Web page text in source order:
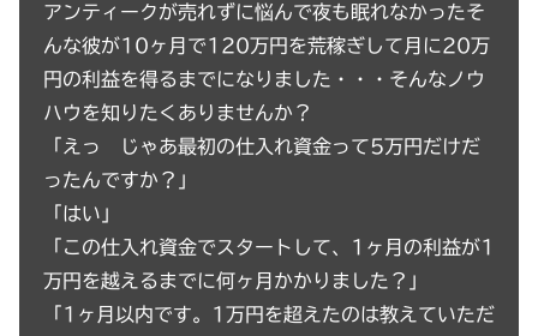
アンティークが売れずに悩んで夜も眠れなかったそ
んな彼が10ヶ月で120万円を荒稼ぎして月に20万
円の利益を得るまでになりました・・・そんなノウ
ハウを知りたくありませんか？
「えっ じゃあ最初の仕入れ資金って5万円だけだ
ったんですか？」
「はい」
「この仕入れ資金でスタートして、1ヶ月の利益が1
万円を越えるまでに何ヶ月かかりました？」
「1ヶ月以内です。1万円を超えたのは教えていただ